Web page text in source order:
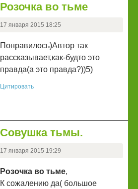
Розочка во тьме
17 января 2015 18:25
Понравилось)Автор так
рассказывает,как-будто это
правда(а это правда?))5)
Цитировать
Совушка тьмы.
17 января 2015 19:29
Розочка во тьме,
К сожалению да( большое